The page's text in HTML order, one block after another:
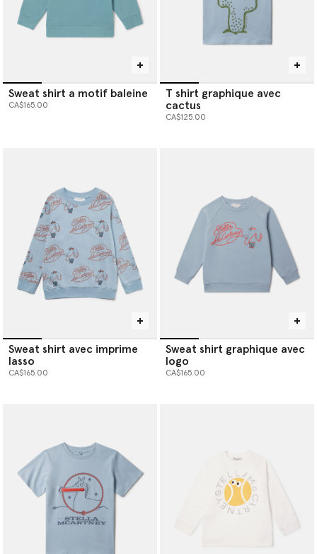
Sweat shirt a motif baleine
CA$165.00
T shirt graphique avec
cactus
CA$125.00
Sweat shirt avec imprime
lasso
CA$165.00
Sweat shirt graphique avec
logo
CA$165.00